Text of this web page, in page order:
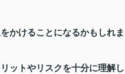
かけることになるかもしれま
ットやリスクを十分に理解し